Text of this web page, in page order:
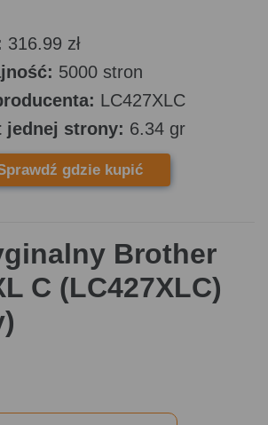
316.99 zł
5000 stron
LC427XLC
jednej strony: 6.34 gr
gdzie kupić
Brother
C (LC427XLC)